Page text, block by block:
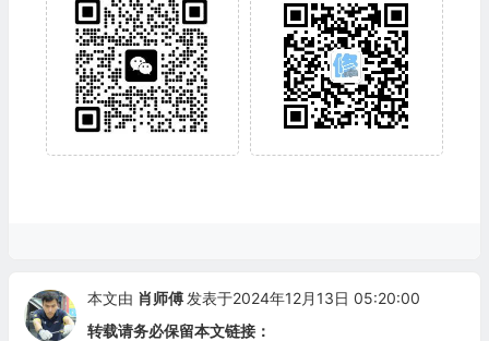
本文由 肖师傅 发表于2024年12月13日 05:20:00
转载请务必保留本文链接：